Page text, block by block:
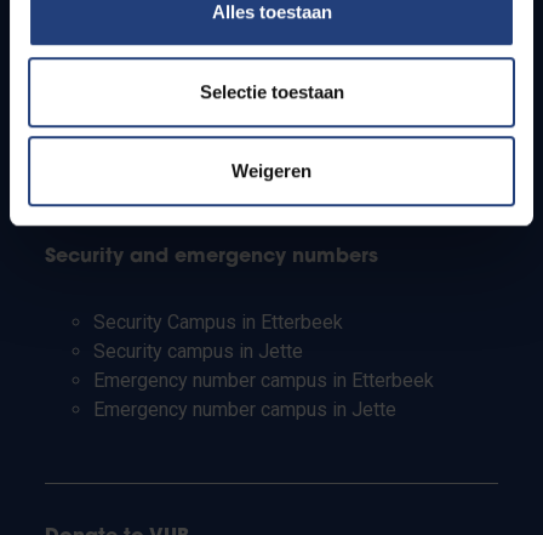
Alles toestaan
Selectie toestaan
Weigeren
Students
PhD students
Teachers and secondary schools
Working students
Security and emergency numbers
Security Campus in Etterbeek
Security campus in Jette
Emergency number campus in Etterbeek
Emergency number campus in Jette